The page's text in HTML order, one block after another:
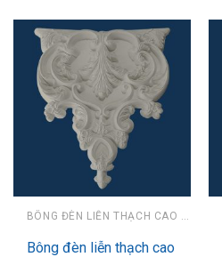
BÔNG ĐÈN LIỄN THẠCH CAO CHỐNG ẨM
Bông đèn liễn thạch cao